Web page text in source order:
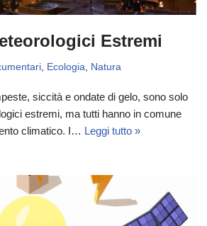
Estremi
, Ecologia, Natura
siccità e ondate di gelo, sono solo
estremi, ma tutti hanno in comune
climatico. I… Leggi tutto »